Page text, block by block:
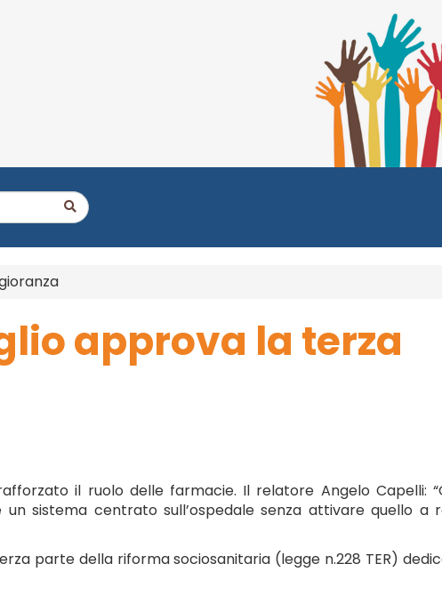
approva la terza
il ruolo delle farmacie. Il relatore Angelo Capelli:
sistema centrato sull’ospedale senza attivare quello a
parte della riforma sociosanitaria (legge n.228 TER)